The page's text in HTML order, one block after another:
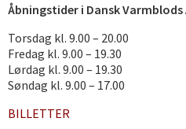
Åbningstider i Dansk
Torsdag kl. 9.00 – 20.00
Fredag kl. 9.00 – 19.30
Lørdag kl. 9.00 – 19.30
Søndag kl. 9.00 – 17.00
BILLETTER